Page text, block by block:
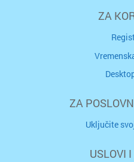
ZA
ZA
Uključite
USLOVI